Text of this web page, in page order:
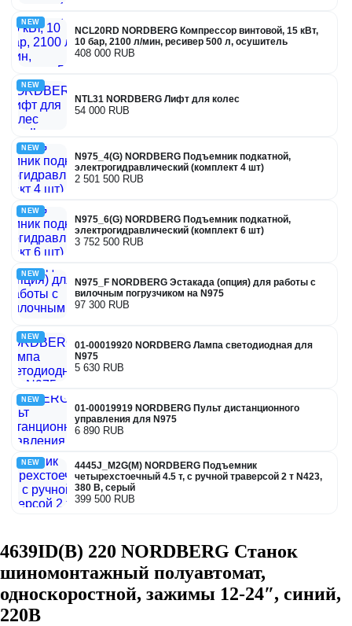
NEW
NCL20RD NORDBERG Компрессор винтовой, 15 кВт,
10 бар, 2100 л/мин, ресивер 500 л, осушитель
408 000 RUB
NEW
NTL31 NORDBERG Лифт для колес
54 000 RUB
NEW
N975_4(G) NORDBERG Подъемник подкатной,
электрогидравлический (комплект 4 шт)
2 501 500 RUB
NEW
N975_6(G) NORDBERG Подъемник подкатной,
электрогидравлический (комплект 6 шт)
3 752 500 RUB
NEW
N975_F NORDBERG Эстакада (опция) для работы с
вилочным погрузчиком на N975
97 300 RUB
NEW
01-00019920 NORDBERG Лампа светодиодная для
N975
5 630 RUB
NEW
01-00019919 NORDBERG Пульт дистанционного
управления для N975
6 890 RUB
NEW
4445J_M2G(M) NORDBERG Подъемник
четырехстоечный 4.5 т, с ручной траверсой 2 т N423,
380 В, серый
399 500 RUB
4639ID(B) 220 NORDBERG Станок
шиномонтажный полуавтомат,
односкоростной, зажимы 12-24″, синий,
220В